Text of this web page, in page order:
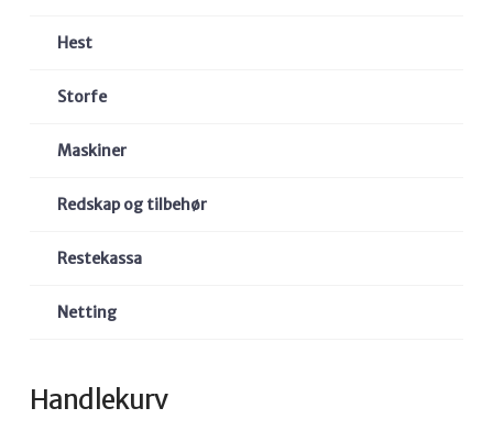
Hest
Storfe
Maskiner
Redskap og tilbehør
Restekassa
Netting
Handlekurv